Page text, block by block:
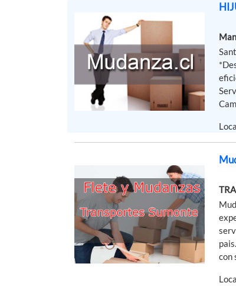
con